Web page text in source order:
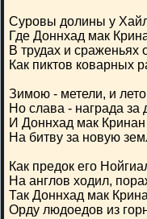
Суровы долины у
Где Доннхад мак
В трудах и сраженьях
Как пиктов коварных
Зимою - метели, и
Но слава - награда за
И Доннхад мак Кринан
На битву за новую
Как предок его
На англов ходил,
Так Доннхад мак
Орду людоедов из